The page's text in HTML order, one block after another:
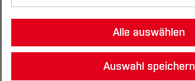
Alle auswählen
Auswahl speichern